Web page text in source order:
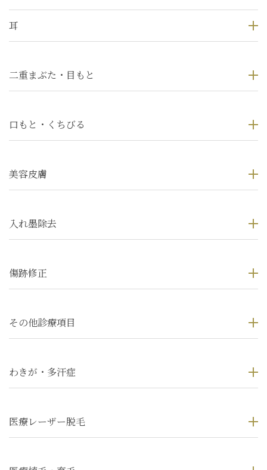
耳
二重まぶた・目もと
口もと・くちびる
美容皮膚
入れ墨除去
傷跡修正
その他診療項目
わきが・多汗症
医療レーザー脱毛